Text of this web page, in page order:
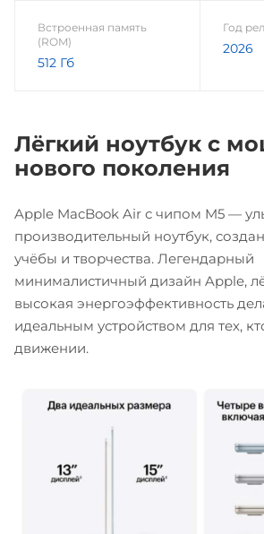
Лёгкий ноутбук с
нового поколения
Apple MacBook Air с чипом M5 —
производительный ноутбук,
учёбы и творчества. Легендарный
минималистичный дизайн Apple,
высокая энергоэффективность
идеальным устройством для тех,
движении.
Встроенная память
(ROM)
512 Гб
Год
2026